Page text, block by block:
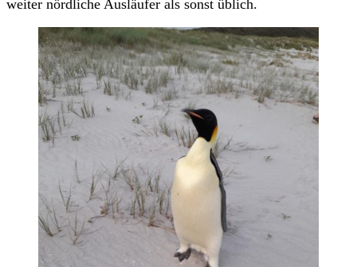
weiter nördliche Ausläufer als sonst üblich.